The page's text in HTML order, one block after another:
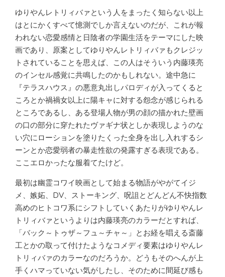
ゆりやんレトリィバァという人をまったく知らない以上
はとにかくすべて憶測でしか言えないのだが、これが報
われない恋愛感情と日陰者の学園生活をテーマにした映
画であり、原案としてゆりやんレトリィバァもクレジッ
トされていることを思えば、この人はそういう内藤瑛亮
のインセル感覚に共鳴したのかもしれない。途中急に
『テラスハウス』の悪意丸出しパロディが入ってくると
ころとか禍禍女以上に陽キャに対する怨念が感じられる
ところであるし、ある登場人物が男の顔の描かれた壁画
の口の部分に穿たれたヴァギナ状としか表現しようのな
い穴にローションを塗りたくった全身を出し入れするシ
ーンとか恋愛弱者の暴走性欲の発露すぎる表現である。
ここエロかったな服着てたけど。
最初は幽霊コワイ映画として始まる物語がやがてイジ
メ、嫉妬、DV、ストーキング、呪詛とどんどん不快指数
高めのヒトコワ系にシフトしていくあたりがゆりやんレ
トリィバァというよりは内藤瑛亮のカラーだとすれば、
「バック～トゥザ～フュ～チャ～」とお経を唱える斎藤
工とかの取って付けたようなコメディ要素はゆりやんレ
トリィバァのカラーなのだろうか。どうもそのへんが上
手くハマっていない気がしたし、そのために間延び感も